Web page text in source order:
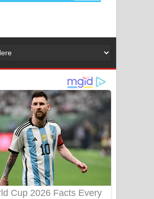
නිවුනා නුඹ හින්දා ගීතයේ පද පෙළ
දුන් ආදරේ ගීතයේ පද පෙළ
Liyamuda Dan Anagathe Song Lyrics
- ලියමුද දැන් අනාගතේ ගීතයේ පද පෙළ
Doni Song Lyrics - දෝණි ගීතයේ පද
පෙළ